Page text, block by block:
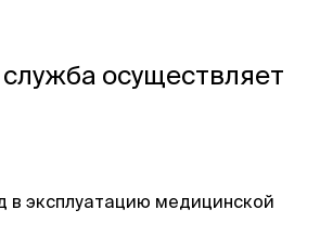
осуществляет
в эксплуатацию медицинской